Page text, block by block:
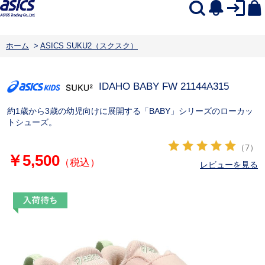
ホーム > ASICS SUKU2（スクスク）
IDAHO BABY FW 21144A315
約1歳から3歳の幼児向けに展開する「BABY」シリーズのローカッ
トシューズ。
￥5,500（税込）
（7）
レビューを見る